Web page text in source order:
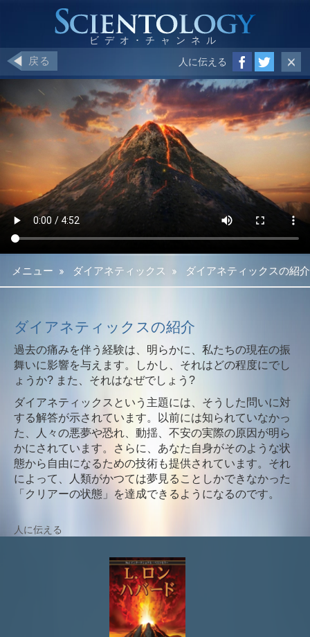
戻る 人に伝える
メニュー » ダイアネティックス » ダイアネティックスの紹介
ダイアネティックスの紹介
過去の痛みを伴う経験は、明らかに、私たちの現在の振
舞いに影響を与えます。しかし、それはどの程度にでし
ょうか? また、それはなぜでしょう?
ダイアネティックスという主題には、そうした問いに対
する解答が示されています。以前には知られていなかっ
た、人々の悪夢や恐れ、動揺、不安の実際の原因が明ら
かにされています。さらに、あなた自身がそのような状
態から自由になるための技術も提供されています。それ
によって、人類がかつては夢見ることしかできなかった
「クリアーの状態」を達成できるようになるのです。
人に伝える